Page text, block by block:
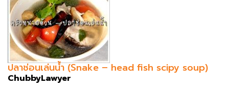
ปลาช่อนเล่นน้ำ (Snake – head fish scipy soup)
ChubbyLawyer